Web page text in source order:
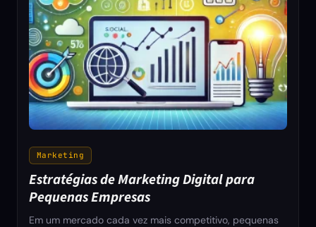
Marketing
Estratégias de Marketing Digital para
Pequenas Empresas
Em um mercado cada vez mais competitivo, pequenas